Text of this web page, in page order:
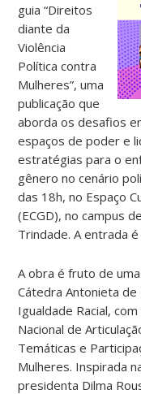
guia “Direitos
diante da
Violência
Política contra
Mulheres”, uma
publicação que
aborda os desafios
espaços de poder e
estratégias para o
gênero no cenário
das 18h, no Espaço
(ECGD), no campus
Trindade. A entrada
A obra é fruto de
Cátedra Antonieta de
Igualdade Racial,
Nacional de
Temáticas e
Mulheres. Inspirada
presidenta Dilma